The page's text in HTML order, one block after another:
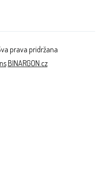
prava pridržana
BINARGON.cz